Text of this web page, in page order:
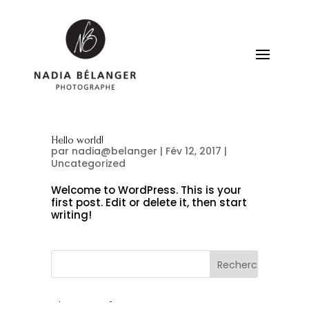
Hello world!
par nadia@belanger | Fév 12, 2017 |
Uncategorized
Welcome to WordPress. This is your
first post. Edit or delete it, then start
writing!